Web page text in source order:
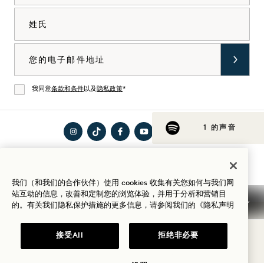
1 的声音
同意
我同意条款和条件以及 隐私政策*
上访
问1
Hotels
上的
1
Hotels
上访
问1
Hotels
上访
问1
Hotels
上访
问1
Hotels
上的
1
Hotels
我们（和我们的合作伙伴）使用 cookies 收集有关您如何与我们网
站互动的信息，改善和定制您的浏览体验，并用于分析和营销目
的。有关我们隐私保护措施的更多信息，请参阅我们的 《隐私声明
接受All 拒绝非必要